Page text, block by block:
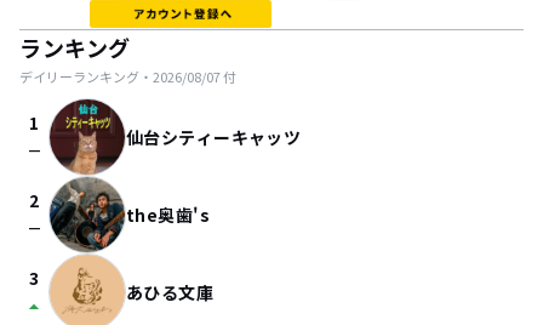
ランキング
デイリーランキング・ 2026/08/07付
1
check_indeterminate_small 仙台シティーキャッツ
2
check_indeterminate_small the奥歯's
3
arrow_drop_up あひる文庫